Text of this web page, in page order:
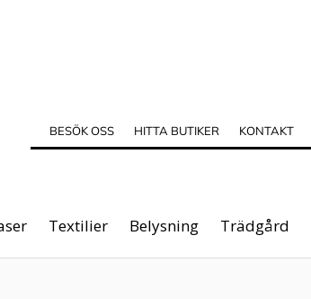
BESÖK OSS HITTA BUTIKER KONTAKT
Textilier Belysning Trädgård